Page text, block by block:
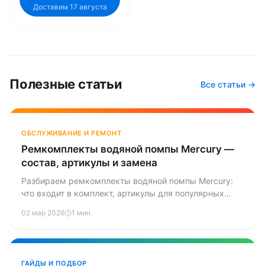
Доставим 17 августа
Полезные статьи Все статьи →
ОБСЛУЖИВАНИЕ И РЕМОНТ
Ремкомплекты водяной помпы Mercury —
состав, артикулы и замена
Разбираем ремкомплекты водяной помпы Mercury:
что входит в комплект, артикулы для популярных
02 мар 2026 1 мин.
ГАЙДЫ И ПОДБОР